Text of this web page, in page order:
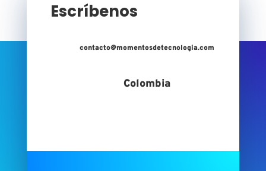
Escríbenos
contacto@momentosdetecnologia.com
Colombia